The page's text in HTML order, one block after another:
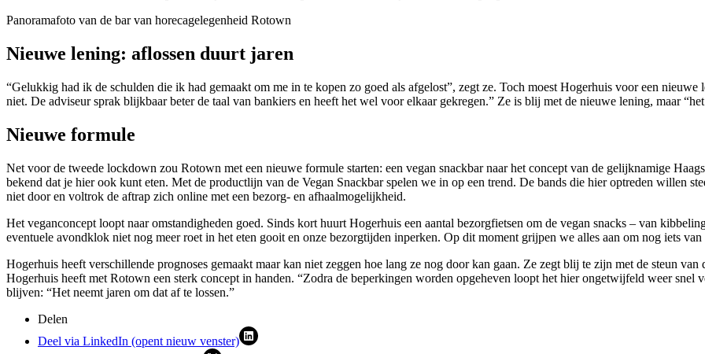
Panoramafoto van de bar van horecagelegenheid Rotown
Nieuwe lening: aflossen duurt jaren
“Gelukkig had ik de schulden die ik had gemaakt om me in te kopen zo goed als afgelost”, zegt ze. Toch moest Hogerhuis voor een nieuwe
niet. De adviseur sprak blijkbaar beter de taal van bankiers en heeft het wel voor elkaar gekregen.” Ze is blij met de nieuwe lening, maar
Nieuwe formule
Net voor de tweede lockdown zou Rotown met een nieuwe formule starten: een vegan snackbar naar het concept van de gelijknamige
bekend dat je hier ook kunt eten. Met de productlijn van de Vegan Snackbar spelen we in op een trend. De bands die hier optreden willen
niet door en voltrok de aftrap zich online met een bezorg- en afhaalmogelijkheid.
Het veganconcept loopt naar omstandigheden goed. Sinds kort huurt Hogerhuis een aantal bezorgfietsen om de vegan snacks – van
eventuele avondklok niet nog meer roet in het eten gooit en onze bezorgtijden inperken. Op dit moment grijpen we alles aan om nog iets
Hogerhuis heeft verschillende prognoses gemaakt maar kan niet zeggen hoe lang ze nog door kan gaan. Ze zegt blij te zijn met de steun
Hogerhuis heeft met Rotown een sterk concept in handen. “Zodra de beperkingen worden opgeheven loopt het hier ongetwijfeld weer
blijven: “Het neemt jaren om dat af te lossen.”
Delen
Deel via LinkedIn (opent nieuw venster)